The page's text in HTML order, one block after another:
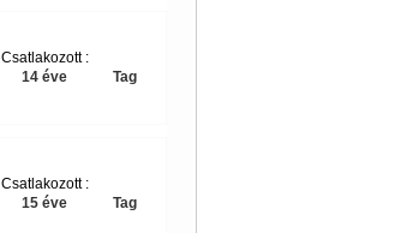
Tag
Csatlakozott :
14 éve
Tag
Csatlakozott :
15 éve